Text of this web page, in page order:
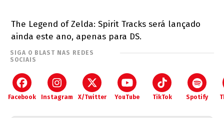
The Legend of Zelda: Spirit Tracks será lançado
ainda este ano, apenas para DS.
SIGA O BLAST NAS REDES
SOCIAIS
Facebook Instagram X/Twitter YouTube TikTok Spotify